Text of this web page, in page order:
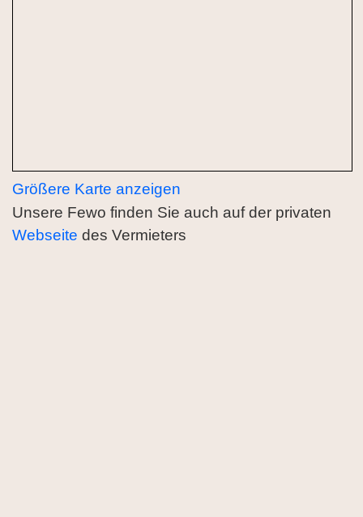
Größere Karte anzeigen
Unsere Fewo finden Sie auch auf der privaten
Webseite des Vermieters